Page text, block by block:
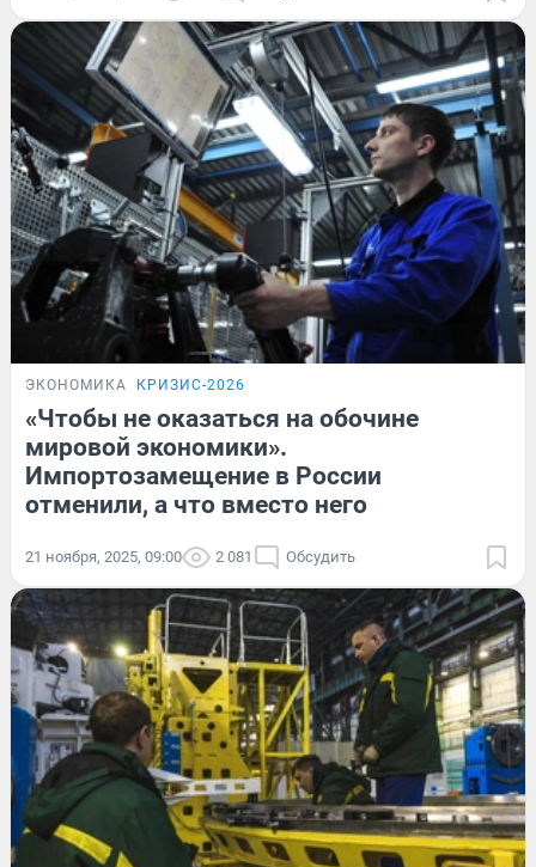
ЭКОНОМИКА КРИЗИС-2026
«Чтобы не оказаться на обочине
мировой экономики».
Импортозамещение в России
отменили, а что вместо него
21 ноября, 2025, 09:00 2 081 Обсудить